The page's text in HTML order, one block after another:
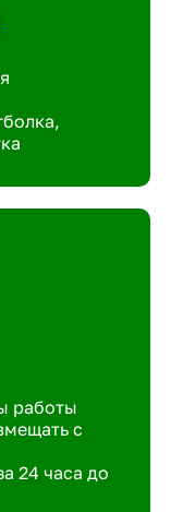
работы
с
24 часа до